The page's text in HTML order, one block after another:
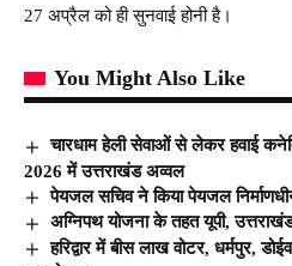
27 अप्रैल को ही सुनवाई होनी है।
You Might Also Like
चारधाम हेली सेवाओं से लेकर हवाई
2026 में उत्तराखंड अव्वल
पेयजल सचिव ने किया पेयजल
अग्निपथ योजना के तहत यूपी,
हरिद्वार में बीस लाख वोटर, धर्मपुर,